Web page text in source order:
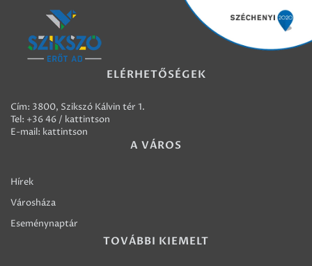
ELÉRHETŐSÉGEK
Cím: 3800, Szikszó Kálvin tér 1.
Tel: +36 46 / kattintson
E-mail: kattintson
A VÁROS
Hírek
Városháza
Eseménynaptár
TOVÁBBI KIEMELT